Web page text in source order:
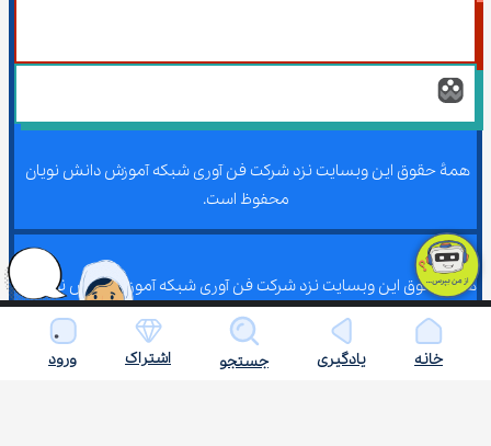
همۀ حقوق این وبسایت نزد شرکت فن آوری شبکه آموزش دانش نویان
محفوظ است.
همۀ حقوق این وبسایت نزد شرکت فن آوری شبکه آموزش دانش نویان
محفوظ است.
خانه یادگیری جستجو اشتراک ورود